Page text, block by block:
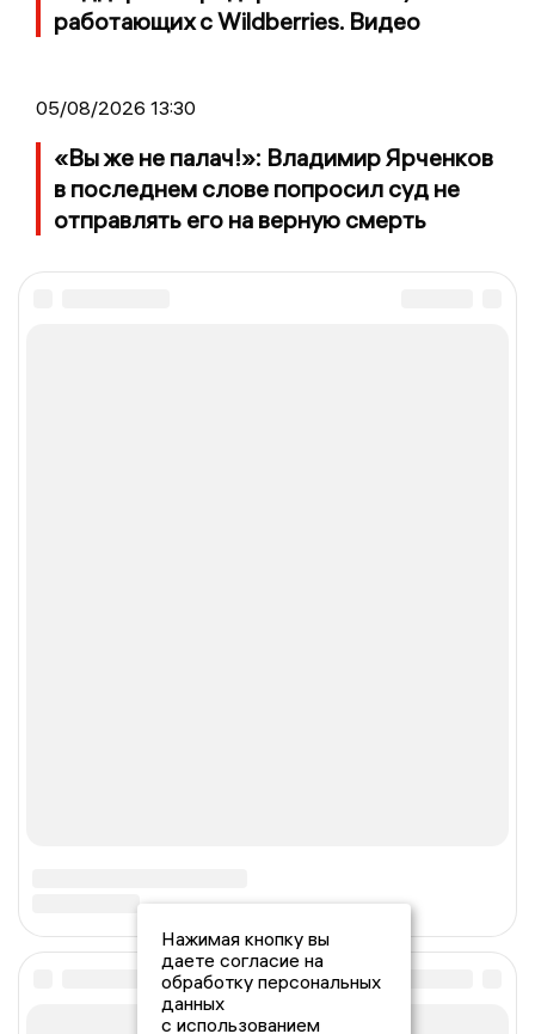
работающих с Wildberries. Видео
05/08/2026 13:30
«Вы же не палач!»: Владимир Ярченков
в последнем слове попросил суд не
отправлять его на верную смерть
Нажимая кнопку вы
даете согласие на
обработку персональных
данных
с использованием